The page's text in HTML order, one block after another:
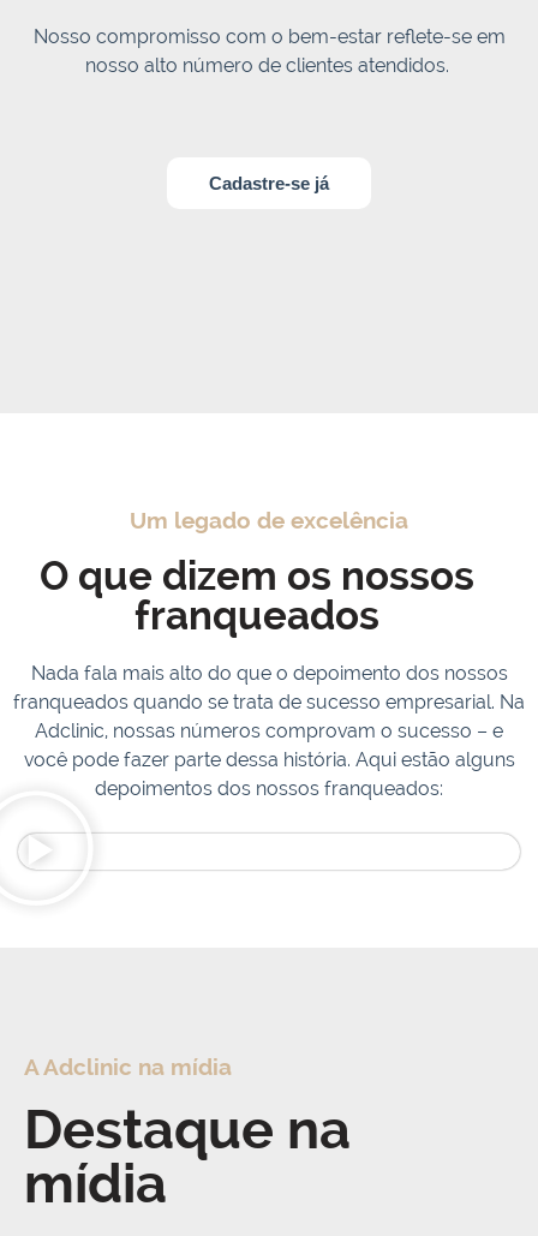
Nosso compromisso com o bem-estar reflete-se em
nosso alto número de clientes atendidos.
Cadastre-se já
Um legado de excelência
O que dizem os nossos
franqueados
Nada fala mais alto do que o depoimento dos nossos
franqueados quando se trata de sucesso empresarial. Na
Adclinic, nossas números comprovam o sucesso – e
você pode fazer parte dessa história. Aqui estão alguns
depoimentos dos nossos franqueados:
A Adclinic na mídia
Destaque na
mídia